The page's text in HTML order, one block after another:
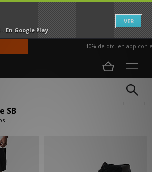
- En Google Play
VER
10% de dto. en app con
SB